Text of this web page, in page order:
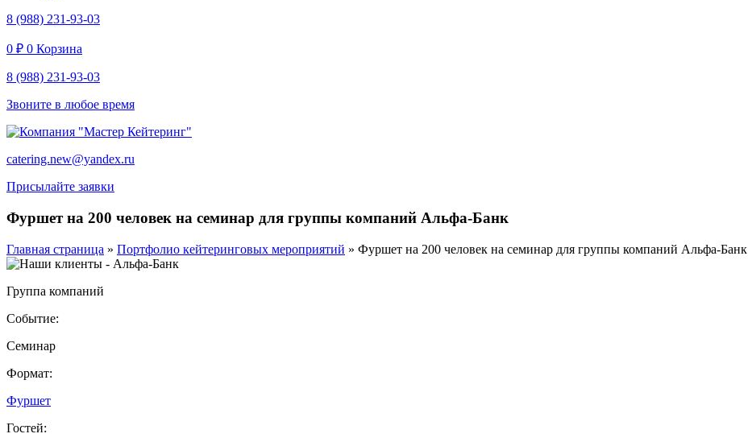
8 (988) 231-93-03
0 ₽ 0 Корзина
8 (988) 231-93-03
Звоните в любое время
catering.new@yandex.ru
Присылайте заявки
Фуршет на 200 человек на семинар для группы компаний Альфа-Банк
Главная страница » Портфолио кейтеринговых мероприятий » Фуршет на 200 человек на семинар для группы компаний Альфа-Банк
Группа компаний
Событие:
Семинар
Формат:
Фуршет
Гостей: